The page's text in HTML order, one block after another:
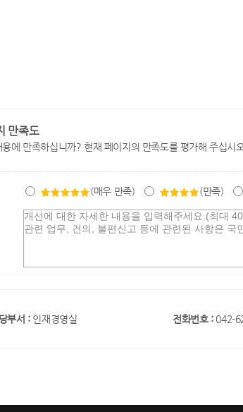
만족도
에 만족하십니까? 현재 페이지의 만족도를 평가해 주십시
(매우 만족) (만족)
부서 : 인재경영실 전화번호 : 042-